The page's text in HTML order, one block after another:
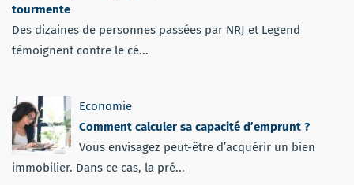
tourmente
Des dizaines de personnes passées par NRJ et Legend
témoignent contre le cé...
Economie
Comment calculer sa capacité d’emprunt ?
Vous envisagez peut-être d’acquérir un bien
immobilier. Dans ce cas, la pré...